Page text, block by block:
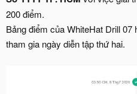
200 điểm.
Bảng điểm của WhiteHat Drill 07
tham gia ngày diễn tập thứ hai.